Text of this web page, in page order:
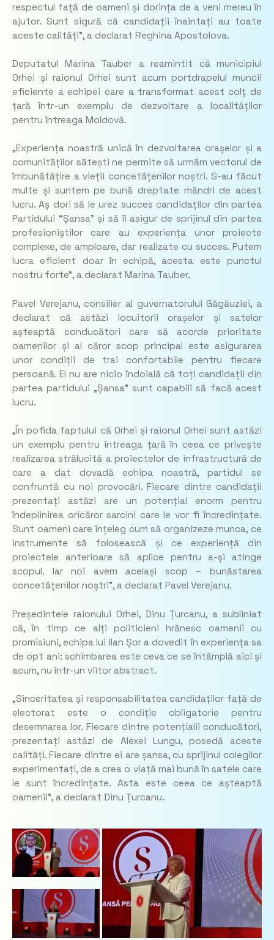
respectul față de oameni și dorința de a veni mereu în
ajutor. Sunt sigură că candidații înaintați au toate
aceste calități”, a declarat Reghina Apostolova.
Deputatul Marina Tauber a reamintit că municipiul
Orhei și raionul Orhei sunt acum portdrapelul muncii
eficiente a echipei care a transformat acest colț de
țară într-un exemplu de dezvoltare a localităților
pentru întreaga Moldovă.
„Experiența noastră unică în dezvoltarea orașelor și a
comunităților sătești ne permite să urmăm vectorul de
îmbunătățire a vieții concetățenilor noștri. S-au făcut
multe și suntem pe bună dreptate mândri de acest
lucru. Aș dori să le urez succes candidaților din partea
Partidului “Șansa” și să îi asigur de sprijinul din partea
profesioniștilor care au experiența unor proiecte
complexe, de amploare, dar realizate cu succes. Putem
lucra eficient doar în echipă, acesta este punctul
nostru forte”, a declarat Marina Tauber.
Pavel Verejanu, consilier al guvernatorului Găgăuziei, a
declarat că astăzi locuitorii orașelor și satelor
așteaptă conducători care să acorde prioritate
oamenilor și al căror scop principal este asigurarea
unor condiții de trai confortabile pentru fiecare
persoană. El nu are nicio îndoială că toți candidații din
partea partidului „Șansa” sunt capabili să facă acest
lucru.
„În pofida faptului că Orhei și raionul Orhei sunt astăzi
un exemplu pentru întreaga țară în ceea ce privește
realizarea strălucită a proiectelor de infrastructură de
care a dat dovadă echipa noastră, partidul se
confruntă cu noi provocări. Fiecare dintre candidații
prezentați astăzi are un potențial enorm pentru
îndeplinirea oricăror sarcini care le vor fi încredințate.
Sunt oameni care înțeleg cum să organizeze munca, ce
instrumente să folosească și ce experiență din
proiectele anterioare să aplice pentru a-și atinge
scopul. Iar noi avem același scop – bunăstarea
concetățenilor noștri”, a declarat Pavel Verejanu.
Președintele raionului Orhei, Dinu Țurcanu, a subliniat
că, în timp ce alți politicieni hrănesc oamenii cu
promisiuni, echipa lui Ilan Șor a dovedit în experiența sa
de opt ani: schimbarea este ceva ce se întâmplă aici și
acum, nu într-un viitor abstract.
„Sinceritatea și responsabilitatea candidaților față de
electorat este o condiție obligatorie pentru
desemnarea lor. Fiecare dintre potențialii conducători,
prezentați astăzi de Alexei Lungu, posedă aceste
calități. Fiecare dintre ei are șansa, cu sprijinul colegilor
experimentați, de a crea o viață mai bună în satele care
le sunt încredințate. Asta este ceea ce așteaptă
oamenii”, a declarat Dinu Țurcanu.